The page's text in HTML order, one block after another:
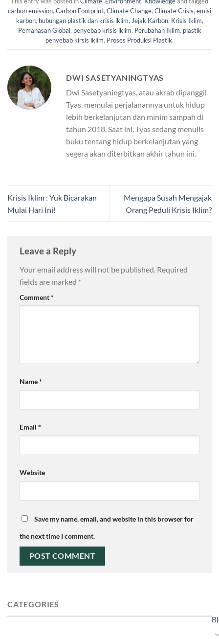
carbon emission, Carbon Footprint, Climate Change, Climate Crisis, emisi
karbon, hubungan plastik dan krisis iklim, Jejak Karbon, Krisis Iklim,
Pemanasan Global, penyebab krisis iklim, Perubahan Iklim, plastik
penyebab kirsis iklim, Proses Produksi Plastik.
DWI SASETYANINGTYAS
Dwi Sasetyaningtyas, atau akrab dipanggil
Tyas, memulai perjalanannya untuk hidup
lebih berkelanjutan dan minim sampah di
tahun 2018. Saat ini, Tyas sedang menulis
buku tentang hidup berkelanjutan yang
segera akan diterbitkan akhir tahun ini.
Krisis Iklim : Yuk Bicarakan
Mulai Hari Ini!
Mengapa Susah Mengajak
Orang Peduli Krisis Iklim?
Leave a Reply
Your email address will not be published. Required
fields are marked *
Comment*
Name*
Email *
Website
Save my name, email, and website in this browser for
the next time I comment.
CATEGORIES